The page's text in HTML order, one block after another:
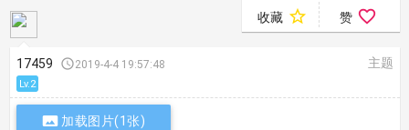
收藏  赞 
17459 2019-4-4 19:57:48 主题
Lv.2
加载图片(1张)